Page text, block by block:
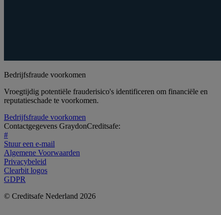
Bedrijfsfraude voorkomen
Vroegtijdig potentiële frauderisico's identificeren om financiële en
reputatieschade te voorkomen.
Bedrijfsfraude voorkomen
Contactgegevens GraydonCreditsafe:
#
Stuur een e-mail
Algemene Voorwaarden
Privacybeleid
Clearbit logos
GDPR
© Creditsafe Nederland 2026